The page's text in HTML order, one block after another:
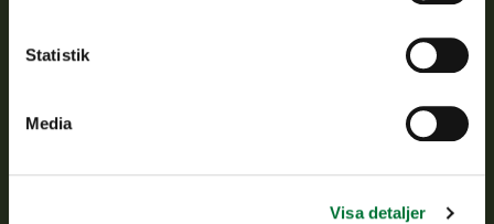
Statistik
Media
Visa detaljer
Finlands viltcentral
Finlands viltcentral främjar en hållbar vilthushållning, stöder
jaktvårdsföreningarnas verksamhet, ser till att viltpolitiken
som föreskrivs.